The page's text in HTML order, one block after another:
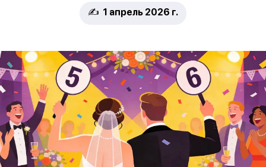
✍️ 1 апрель 2026 г.